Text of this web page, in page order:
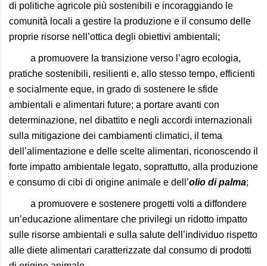
di politiche agricole più sostenibili e incoraggiando le
comunità locali a gestire la produzione e il consumo delle
proprie risorse nell’ottica degli obiettivi ambientali;
a promuovere la transizione verso l’agro ecologia,
pratiche sostenibili, resilienti e, allo stesso tempo, efficienti
e socialmente eque, in grado di sostenere le sfide
ambientali e alimentari future; a portare avanti con
determinazione, nel dibattito e negli accordi internazionali
sulla mitigazione dei cambiamenti climatici, il tema
dell’alimentazione e delle scelte alimentari, riconoscendo il
forte impatto ambientale legato, soprattutto, alla produzione
e consumo di cibi di origine animale e dell’olio di palma;
a promuovere e sostenere progetti volti a diffondere
un’educazione alimentare che privilegi un ridotto impatto
sulle risorse ambientali e sulla salute dell’individuo rispetto
alle diete alimentari caratterizzate dal consumo di prodotti